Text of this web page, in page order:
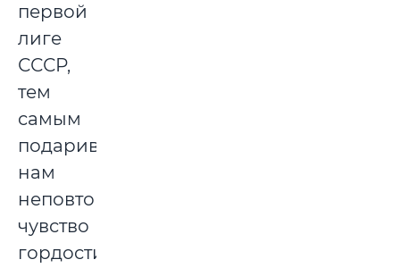
первой
лиге
СССР,
тем
самым
подарив
нам
неповторимое
чувство
гордости